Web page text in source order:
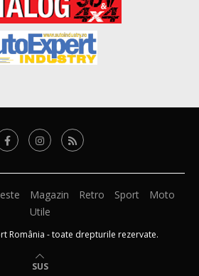
Magazin Retro Sport
Moto
Utile
România - toate drepturile rezervate.
SUS